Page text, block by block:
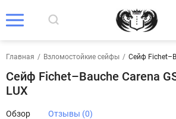
Главная / Взломостойкие сейфы / Сейф
Сейф Fichet–Bauche Carena
LUX
Обзор Отзывы (0)